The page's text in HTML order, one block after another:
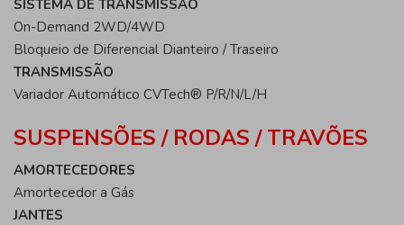
SISTEMA DE TRANSMISSÃO
On-Demand 2WD/4WD
Bloqueio de Diferencial Dianteiro / Traseiro
TRANSMISSÃO
Variador Automático CVTech® P/R/N/L/H
SUSPENSÕES / RODAS / TRAVÕES
AMORTECEDORES
Amortecedor a Gás
JANTES